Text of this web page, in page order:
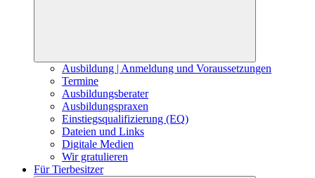
Ausbildung | Anmeldung und Voraussetzungen
Termine
Ausbildungsberater
Ausbildungspraxen
Einstiegsqualifizierung (EQ)
Dateien und Links
Digitale Medien
Wir gratulieren
Für Tierbesitzer